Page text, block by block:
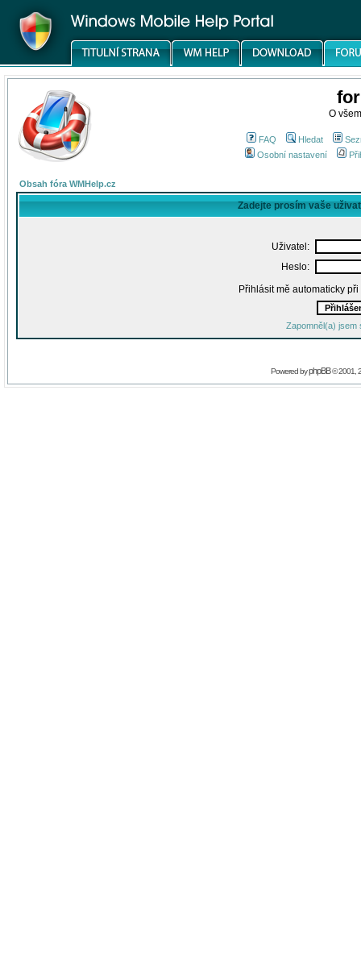
O
FAQ Hledat
Osobní nastavení
Obsah fóra WMHelp.cz
Zadejte prosím vaše
Uživatel:
Heslo:
Přihlásit mě automaticky
Zapomněl(a) jsem
Powered byphpBB© 2001,